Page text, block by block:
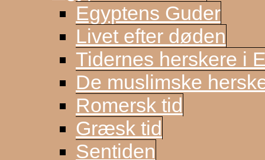
Egyptens Guder
Livet efter døden
Tidernes herskere i
De muslimske
Romersk tid
Græsk tid
Sentiden